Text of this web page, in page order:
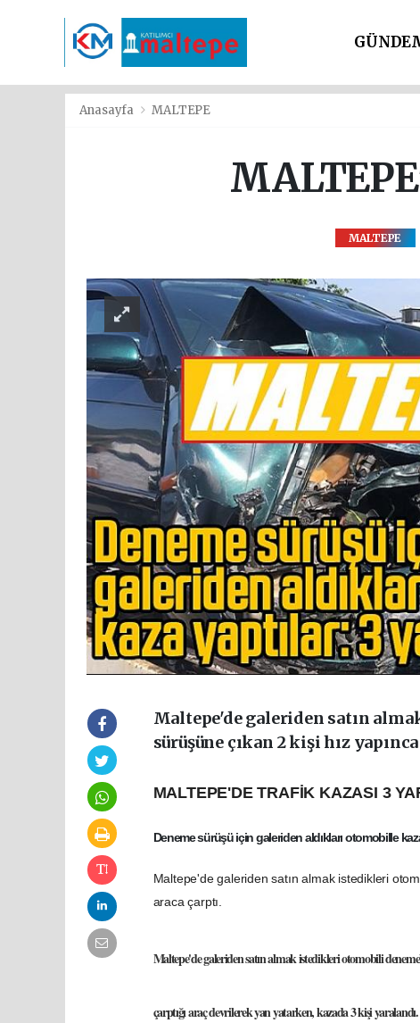
Anasayfa MALTEPE
MALTEPE
Maltepe'de galeriden satın
sürüşüne çıkan 2 kişi hız
MALTEPE'DE TRAFİK KAZASI 3
Deneme sürüşü için galeriden aldıkları otomobille
Maltepe'de galeriden satın almak istedikleri
araca çarptı.
Maltepe'degaleriden satın almak istedikleri otomobili
çarptığı araç devrilerek yan yatarken, kazada 3 kişi yaralandı.